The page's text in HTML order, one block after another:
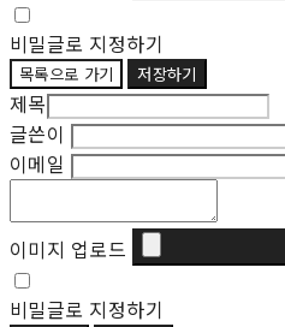
비밀글로 지정하기
목록으로 가기 저장하기
제목
글쓴이
이메일
이미지 업로드
비밀글로 지정하기